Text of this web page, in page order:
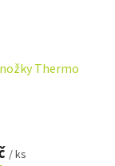
Thermo
/ ks